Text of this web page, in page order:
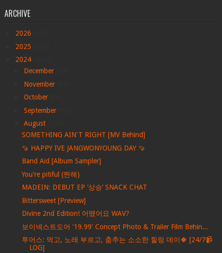
ARCHIVE
2026
2025
2024
December
November
October
September
August
SOMETHING AIN'T RIGHT [MV Behind]
🍠 HAPPY IVE JANGWONYOUNG DAY 🍠
Band Aid [Album Sampler]
You're pitiful (짠해)
MADEIN: DEBUT EP ‘상승’ SNACK CHAT
Bittersweet [Preview]
Divine 2nd Edition! 어땠어요 WAV?
보이넥스트도어 '19.99' Concept Photo & Trailer Film Behin...
투어스: 먹고, 노래 부르고, 춤추는 소소한 힐링 데이🍀 [24/7📹
LOG]